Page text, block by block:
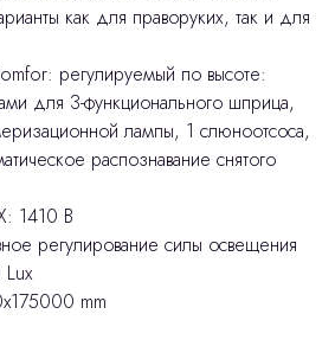
как для праворуких, так и для
регулируемый по высоте:
для 3-функционального шприца,
лампы, 1 слюноотсоса,
распознавание снятого
1410 B
регулирование силы освещения
mm